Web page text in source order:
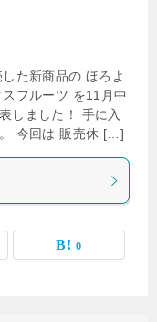
た新商品の ほろよ
フルーツ を11月中
しました！ 手に入
今回は 販売休 […]
0